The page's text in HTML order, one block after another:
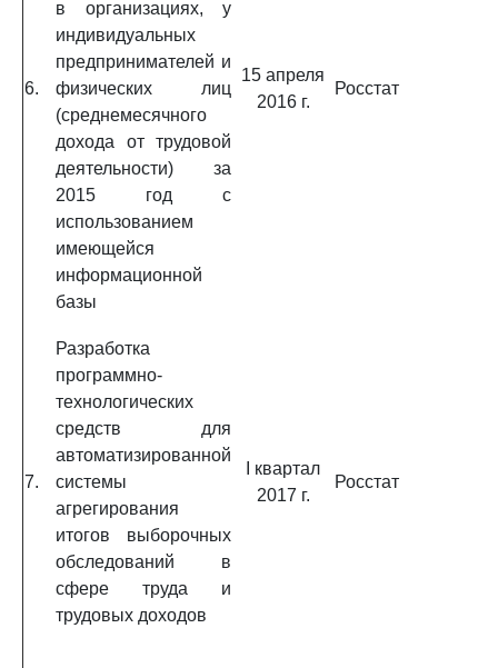
6.
в организациях, у
индивидуальных
предпринимателей и
физических лиц
(среднемесячного
дохода от трудовой
деятельности) за
2015 год с
использованием
имеющейся
информационной
базы
15 апреля
2016 г.
Росстат
7.
Разработка
программно-
технологических
средств для
автоматизированной
системы
агрегирования
итогов выборочных
обследований в
сфере труда и
трудовых доходов
I квартал
2017 г.
Росстат